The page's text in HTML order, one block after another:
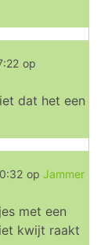
op
dat het een
op Jammer
met een
kwijt raakt